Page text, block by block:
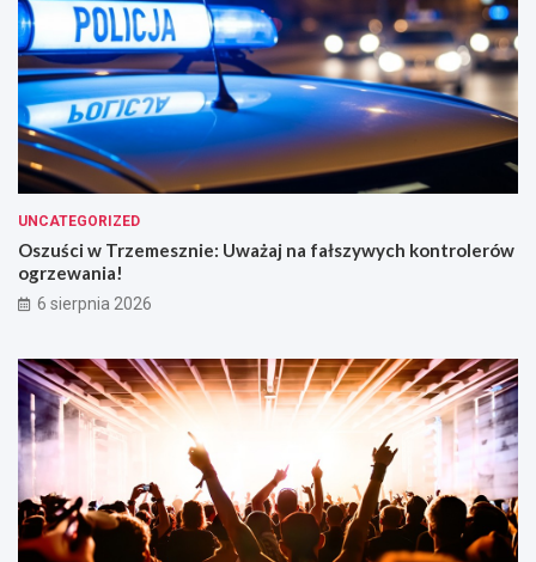
UNCATEGORIZED
Oszuści w Trzemesznie: Uważaj na fałszywych kontrolerów
ogrzewania!
6 sierpnia 2026